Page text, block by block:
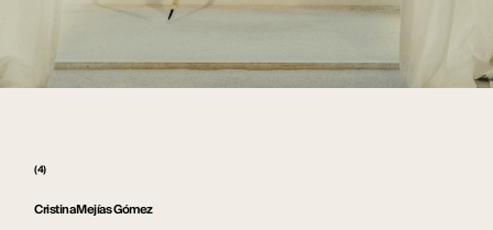
(4)
Cristina Mejías Gómez